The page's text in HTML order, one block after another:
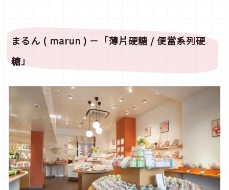
まるん ( marun ) － 「薄片硬糖 /便當系列硬
糖」